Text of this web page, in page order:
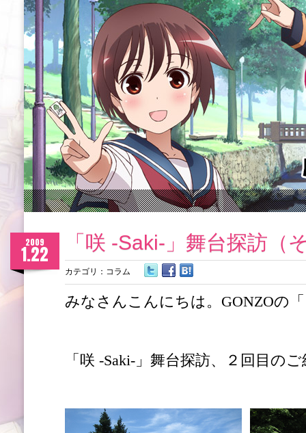
「咲 -Saki-」舞台探訪（
2009
1.22
カテゴリ： コラム
みなさんこんにちは。GONZOの
「咲 -Saki-」舞台探訪、２回目の